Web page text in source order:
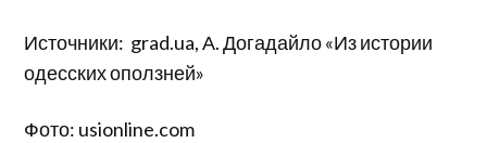
Источники: grad.ua, А. Догадайло «Из истории
одесских оползней»
Фото: usionline.com